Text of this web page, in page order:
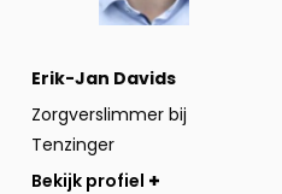
Erik-Jan Davids
Zorgverslimmer bij
Tenzinger
Bekijk profiel